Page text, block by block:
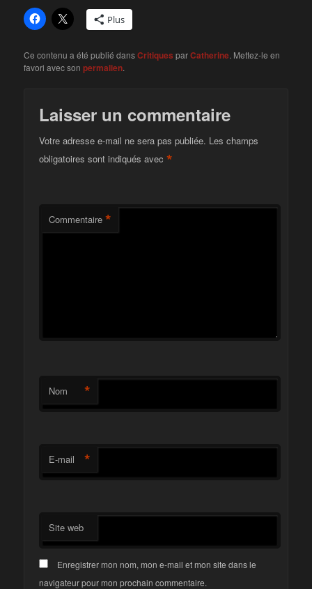
Plus
Ce contenu a été publié dansCritiques parCatherine. Mettez-le en
favori avec sonpermalien.
Laisser un commentaire
Votre adresse e-mail ne sera pas publiée. Les champs
obligatoires sont indiqués avec*
Commentaire *
Nom *
E-mail *
Site web
Enregistrer mon nom, mon e-mail et mon site dans le
navigateur pour mon prochain commentaire.